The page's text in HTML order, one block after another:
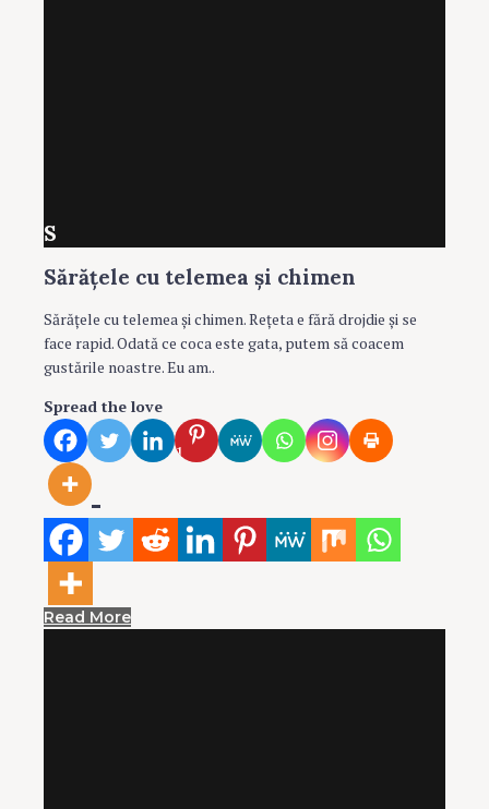
S
Sărăţele cu telemea și chimen
Sărăţele cu telemea şi chimen. Reţeta e fără drojdie şi se
face rapid. Odată ce coca este gata, putem să coacem
gustările noastre. Eu am..
Spread the love
1
Read More